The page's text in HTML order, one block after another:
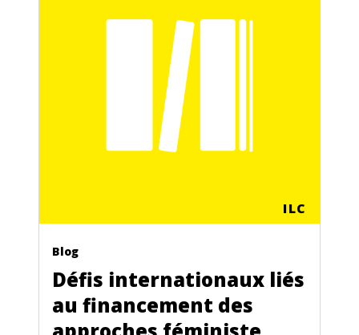
ILC
Blog
Défis internationaux liés
au financement des